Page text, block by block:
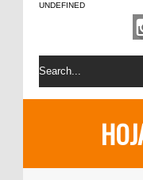
UNDEFINED